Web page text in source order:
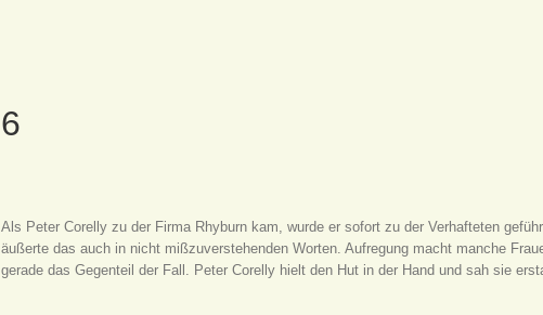
6
Als Peter Corelly zu der Firma Rhyburn kam, wurde er sofort zu der Verhafteten
äußerte das auch in nicht mißzuverstehenden Worten. Aufregung macht manche
gerade das Gegenteil der Fall. Peter Corelly hielt den Hut in der Hand und sah sie